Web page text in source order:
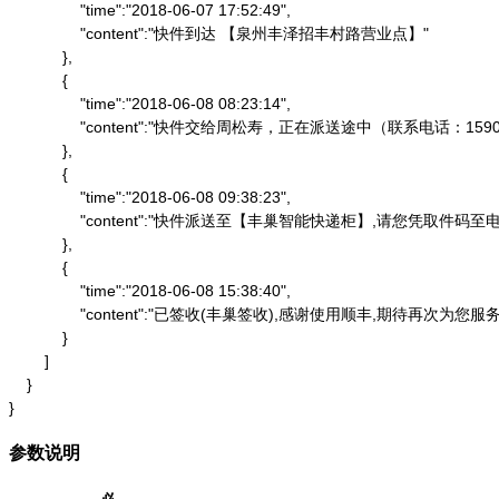
                "time":"2018-06-07 17:52:49",
                "content":"快件到达 【泉州丰泽招丰村路营业点】"
            },
            {
                "time":"2018-06-08 08:23:14",
"content":"快件交给周松寿，正在派送途中（联系电话：
            },
            {
                "time":"2018-06-08 09:38:23",
"content":"快件派送至【丰巢智能快递柜】,请您凭取件
            },
            {
                "time":"2018-06-08 15:38:40",
"content":"已签收(丰巢签收),感谢使用顺丰,期待再次为您服
            }
        ]
    }
}
参数说明